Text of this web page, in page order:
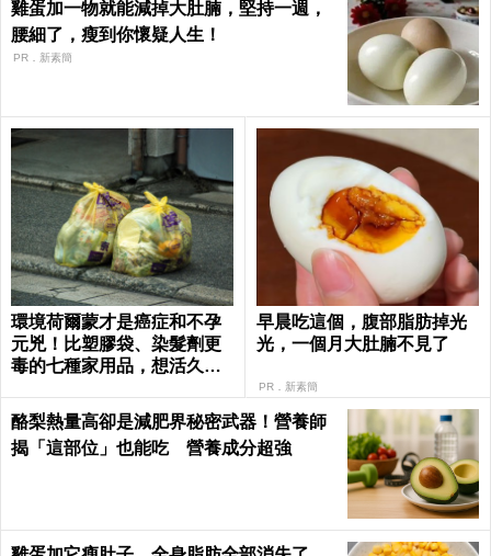
雞蛋加一物就能減掉大肚腩，堅持一週，
腰細了，瘦到你懷疑人生！
PR．新素簡
環境荷爾蒙才是癌症和不孕
元兇！比塑膠袋、染髮劑更
毒的七種家用品，想活久一
alth
早晨吃這個，腹部脂肪掉光
光，一個月大肚腩不見了
PR．新素簡
酪梨熱量高卻是減肥界秘密武器！營養師
揭「這部位」也能吃 營養成分超強